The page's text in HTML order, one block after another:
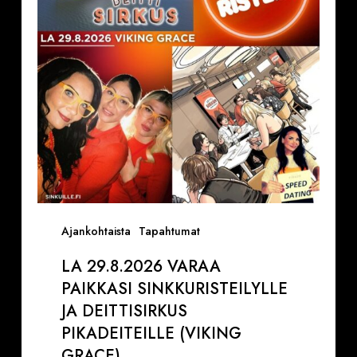
Ajankohtaista Tapahtumat
Sinkkuristeilylle
Deittisirkus
pikadeiteille
(Viking
Grace)
LA 29.8.2026 VARAA
PAIKKASI SINKKURISTEILYLLE
JA DEITTISIRKUS
PIKADEITEILLE (VIKING